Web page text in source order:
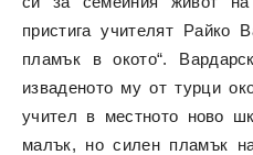
пристига учителят Райко
пламък в окото“.
изваденото му от турци
учител в местното ново
малък, но силен пламък